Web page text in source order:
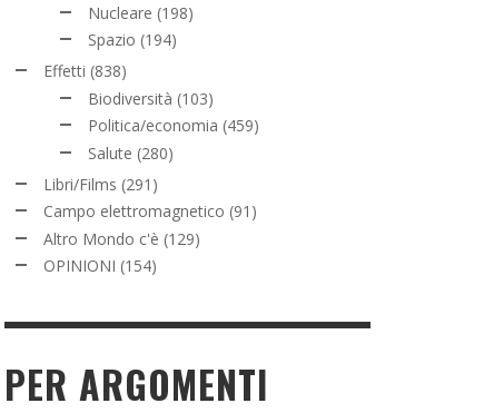
Nucleare (198)
Spazio (194)
Effetti (838)
Biodiversità (103)
Politica/economia (459)
Salute (280)
Libri/Films (291)
Campo elettromagnetico (91)
Altro Mondo c'è (129)
OPINIONI (154)
PER ARGOMENTI